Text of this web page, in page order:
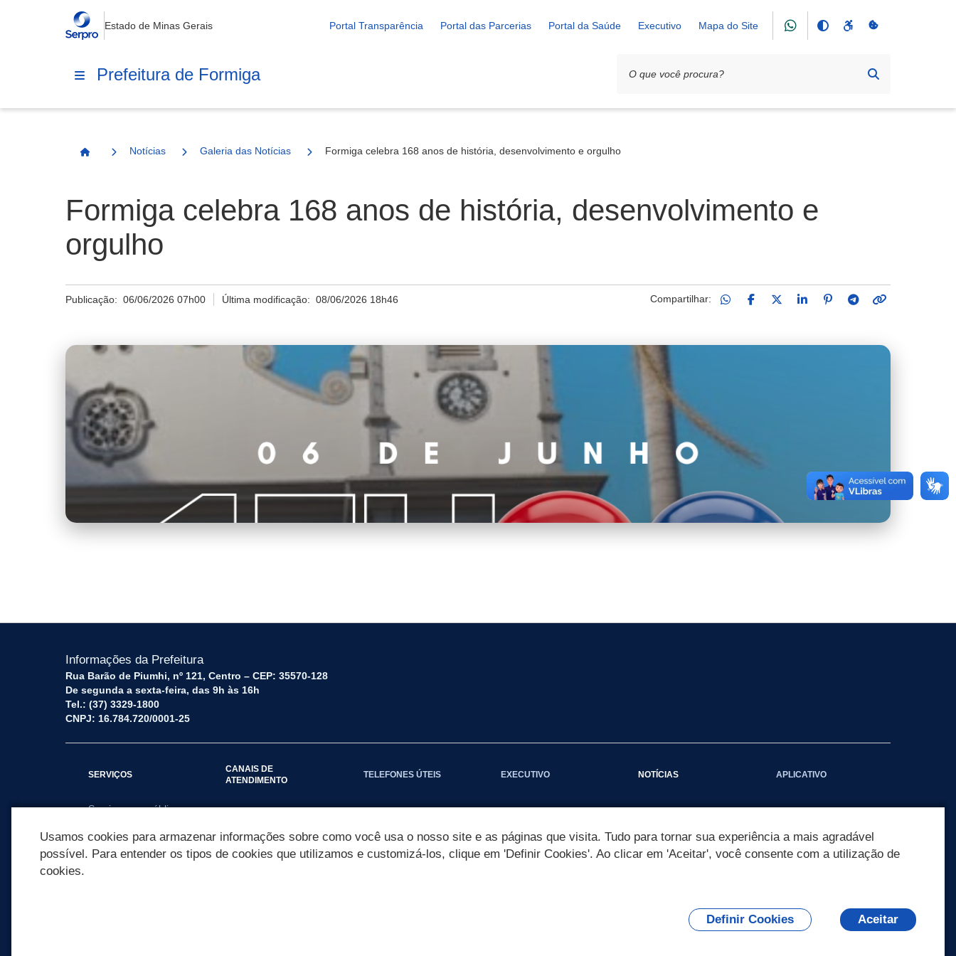
Estado de Minas Gerais Portal Transparência Portal das Parcerias Portal da Saúde Executivo Mapa do Site
Prefeitura de Formiga
Página Inicial
Notícias Galeria das Notícias Formiga celebra 168 anos de história, desenvolvimento e orgulho
Formiga celebra 168 anos de história, desenvolvimento e
orgulho
Publicação: 06/06/2026 07h00 Última modificação:08/06/2026 18h46 Compartilhar:
Informações da Prefeitura
Rua Barão de Piumhi, nº 121, Centro – CEP: 35570-128
De segunda a sexta-feira, das 9h às 16h
Tel.: (37) 3329-1800
CNPJ: 16.784.720/0001-25
SERVIÇOS
Serviços por público
CANAIS DE
ATENDIMENTO
TELEFONES ÚTEIS EXECUTIVO NOTÍCIAS APLICATIVO
Usamos cookies para armazenar informações sobre como você usa o nosso site e as páginas que visita. Tudo para tornar sua experiência a mais agradável
possível. Para entender os tipos de cookies que utilizamos e customizá-los, clique em 'Definir Cookies'. Ao clicar em 'Aceitar', você consente com a utilização de
cookies.
Definir Cookies Aceitar